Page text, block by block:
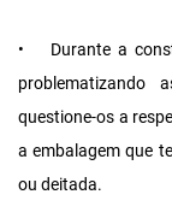
•
Durante a
problematizando
questione-os a
a embalagem que
ou deitada.